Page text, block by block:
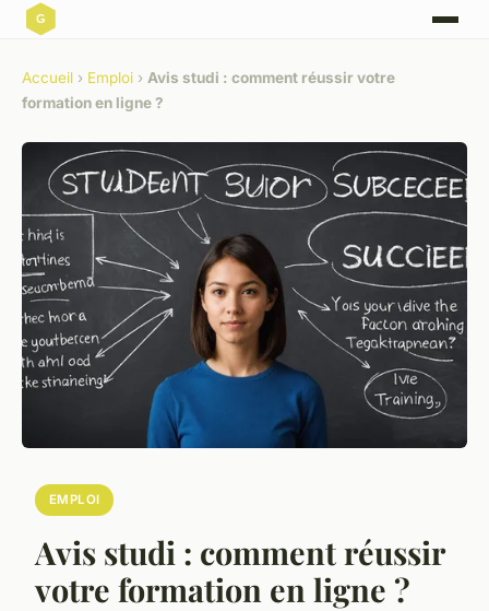
Accueil › Emploi › Avis studi : comment réussir votre
formation en ligne ?
EMPLOI
Avis studi : comment réussir
votre formation en ligne ?